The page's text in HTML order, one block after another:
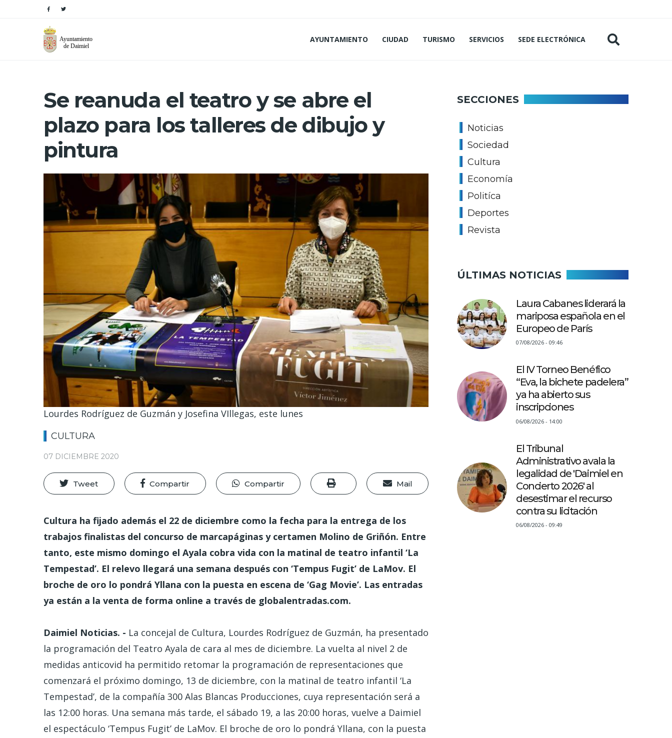
AYUNTAMIENTO CIUDAD TURISMO SERVICIOS SEDE ELECTRÓNICA
Se reanuda el teatro y se abre el
plazo para los talleres de dibujo y
pintura
Lourdes Rodríguez de Guzmán y Josefina VIllegas, este lunes
CULTURA
07 DICIEMBRE 2020
Tweet Compartir Compartir Mail
Cultura ha fijado además el 22 de diciembre como la fecha para la entrega de los
trabajos finalistas del concurso de marcapáginas y certamen Molino de Griñón. Entre
tanto, este mismo domingo el Ayala cobra vida con la matinal de teatro infantil ‘La
Tempestad’. El relevo llegará una semana después con ‘Tempus Fugit’ de LaMov. El
broche de oro lo pondrá Yllana con la puesta en escena de ‘Gag Movie’. Las entradas
ya están a la venta de forma online a través de globalentradas.com.
Daimiel Noticias. - La concejal de Cultura, Lourdes Rodríguez de Guzmán, ha presentado
la programación del Teatro Ayala de cara al mes de diciembre. La vuelta al nivel 2 de
medidas anticovid ha permitido retomar la programación de representaciones que
comenzará el próximo domingo, 13 de diciembre, con la matinal de teatro infantil ‘La
Tempestad’, de la compañía 300 Alas Blancas Producciones, cuya representación será a
las 12:00 horas. Una semana más tarde, el sábado 19, a las 20:00 horas, vuelve a Daimiel
el espectáculo ‘Tempus Fugit’ de LaMov. El broche de oro lo pondrá Yllana, con la puesta
SECCIONES
Noticias
Sociedad
Cultura
Economía
Politíca
Deportes
Revista
ÚLTIMAS NOTICIAS
Laura Cabanes liderará la
mariposa española en el
Europeo de París
07/08/2026 - 09:46
El IV Torneo Benéfico
“Eva, la bichete padelera”
ya ha abierto sus
inscripciones
06/08/2026 - 14:00
El Tribunal
Administrativo avala la
legalidad de 'Daimiel en
Concierto 2026' al
desestimar el recurso
contra su licitación
06/08/2026 - 09:49